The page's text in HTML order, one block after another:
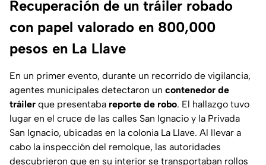
Recuperación de un tráiler robado
con papel valorado en 800,000
pesos en La Llave
En un primer evento, durante un recorrido de vigilancia,
agentes municipales detectaron un contenedor de
tráiler que presentaba reporte de robo. El hallazgo tuvo
lugar en el cruce de las calles San Ignacio y la Privada
San Ignacio, ubicadas en la colonia La Llave. Al llevar a
cabo la inspección del remolque, las autoridades
descubrieron que en su interior se transportaban rollos